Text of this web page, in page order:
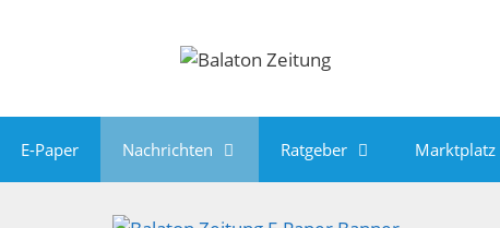
E-Paper Nachrichten Ratgeber Marktplatz